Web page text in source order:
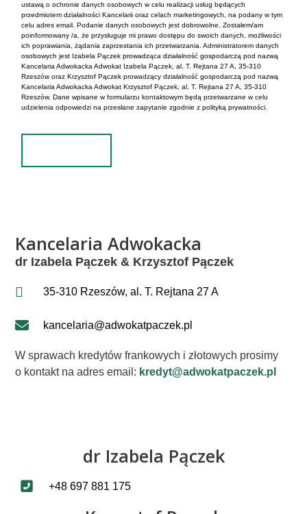
ustawą o ochronie danych osobowych w celu realizacji usług będących
przedmiotem działalności Kancelarii oraz celach marketingowych, na podany w tym
celu adres email. Podanie danych osobowych jest dobrowolne. Zostałem/am
poinformowany /a, że przysługuje mi prawo dostępu do swoich danych, możliwości
ich poprawiania, żądania zaprzestania ich przetwarzania. Administratorem danych
osobowych jest Izabela Pączek prowadząca działalność gospodarczą pod nazwą
Kancelaria Adwokacka Adwokat Izabela Pączek, al. T. Rejtana 27 A, 35-310
Rzeszów oraz Krzysztof Pączek prowadzący działalność gospodarczą pod nazwą
Kancelaria Adwokacka Adwokat Krzysztof Pączek, al. T. Rejtana 27 A, 35-310
Rzeszów. Dane wpisane w formularzu kontaktowym będą przetwarzane w celu
udzielenia odpowiedzi na przesłane zapytanie zgodnie z polityką prywatności.
Kancelaria Adwokacka
dr Izabela Pączek & Krzysztof Pączek
35-310 Rzeszów, al. T. Rejtana 27 A
kancelaria@adwokatpaczek.pl
W sprawach kredytów frankowych i złotowych prosimy
o kontakt na adres email: kredyt@adwokatpaczek.pl
dr Izabela Pączek
+48 697 881 175